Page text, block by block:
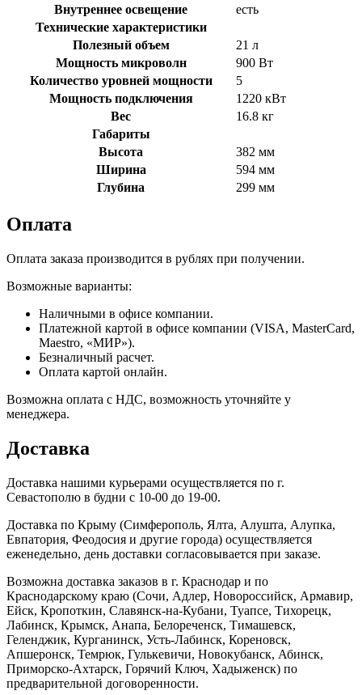
Внутреннее освещение
есть
Технические характеристики
Полезный объем
21 л
Мощность микроволн
900 Вт
Количество уровней мощности
5
Мощность подключения
1220 кВт
Вес
16.8 кг
Габариты
Высота
382 мм
Ширина
594 мм
Глубина
299 мм
Оплата
Оплата заказа производится в рублях при получении.
Возможные варианты:
Наличными в офисе компании.
Платежной картой в офисе компании (VISA, MasterCard,
Maestro, «МИР»).
Безналичный расчет.
Оплата картой онлайн.
Возможна оплата с НДС, возможность уточняйте у
менеджера.
Доставка
Доставка нашими курьерами осуществляется по г.
Севастополю в будни с 10-00 до 19-00.
Доставка по Крыму (Симферополь, Ялта, Алушта, Алупка,
Евпатория, Феодосия и другие города) осуществляется
еженедельно, день доставки согласовывается при заказе.
Возможна доставка заказов в г. Краснодар и по
Краснодарскому краю (Сочи, Адлер, Новороссийск, Армавир,
Ейск, Кропоткин, Славянск-на-Кубани, Туапсе, Тихорецк,
Лабинск, Крымск, Анапа, Белореченск, Тимашевск,
Геленджик, Курганинск, Усть-Лабинск, Кореновск,
Апшеронск, Темрюк, Гулькевичи, Новокубанск, Абинск,
Приморско-Ахтарск, Горячий Ключ, Хадыженск) по
предварительной договоренности.